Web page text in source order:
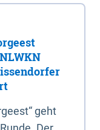
geht